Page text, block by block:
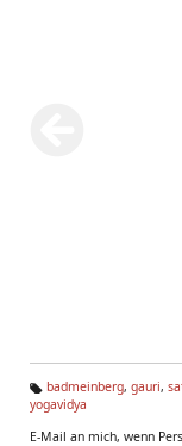
Ta
badmeinberg, gauri,
yogavidya
E-Mail an mich, wenn